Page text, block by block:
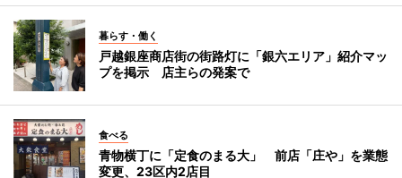
暮らす・働く
戸越銀座商店街の街路灯に「銀六エリア」紹介マッ
プを掲示 店主らの発案で
食べる
青物横丁に「定食のまる大」 前店「庄や」を業態
変更、23区内2店目